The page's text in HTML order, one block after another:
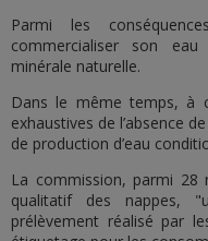
Parmi les
commercialiser son
minérale naturelle.
Dans le même temps, à
exhaustives de l’absence
de production d’eau
La commission, parmi 28
qualitatif des nappes,
prélèvement réalisé par